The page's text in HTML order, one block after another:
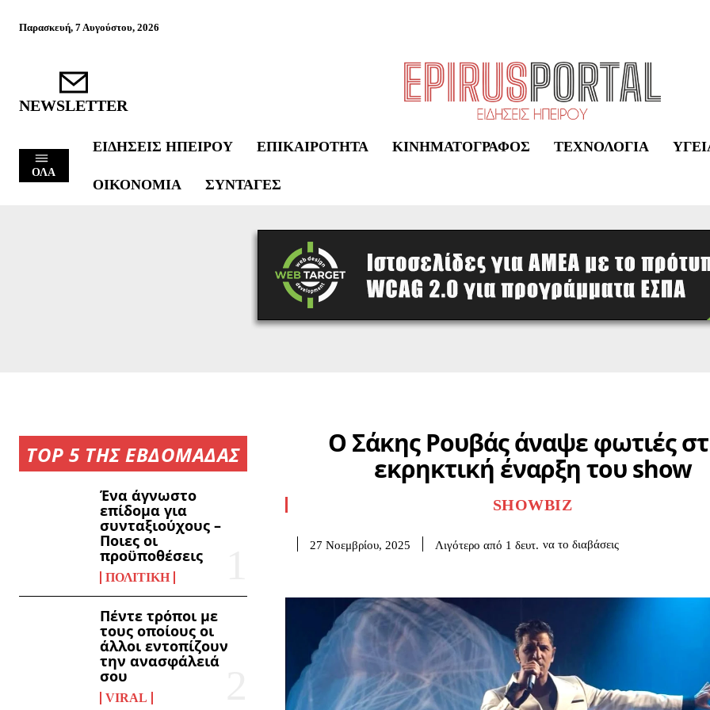
Παρασκευή, 7 Αυγούστου, 2026
NEWSLETTER
ΟΛΑ
ΕΙΔΉΣΕΙΣ ΗΠΕΊΡΟΥ ΕΠΙΚΑΙΡΌΤΗΤΑ ΚΙΝΗΜΑΤΟΓΡΆΦΟΣ ΤΕΧΝΟΛΟΓΊΑ
ΟΙΚΟΝΟΜΊΑ ΣΥΝΤΑΓΈΣ
TOP 5 ΤΗΣ ΕΒΔΟΜΑΔΑΣ
Ένα άγνωστο
επίδομα για
συνταξιούχους –
Ποιες οι
προϋποθέσεις
ΠΟΛΙΤΙΚΉ
Πέντε τρόποι με
τους οποίους οι
άλλοι εντοπίζουν
την ανασφάλειά
σου
VIRAL
Ο Σάκης Ρουβάς άναψε φωτιές
εκρηκτική έναρξη του show
SHOWBIZ
27 Νοεμβρίου, 2025 Λιγότερο από 1 δευτ. να το διαβάσεις